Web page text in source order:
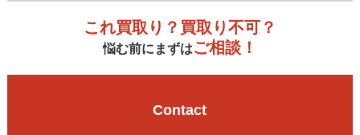
これ買取り？買取り不可？
悩む前にまずはご相談！
Contact